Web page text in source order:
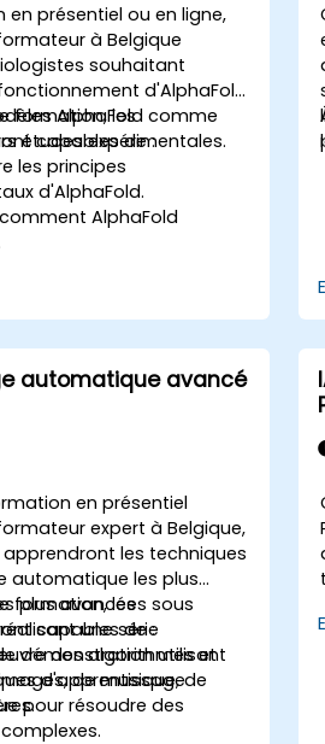
présentiel ou en ligne,
à Belgique
souhaitant
d'AlphaFold
AlphaFold comme
études expérimentales.
formation, les
capables de :
les principes
d'AlphaFold.
AlphaFold
d'AlphaFold.
automatique avancé
en présentiel
expert à Belgique,
les techniques
automatique les plus
plus avancées sous
une série
démonstration utilisant
de musique, de
formation, les
capables de :
des algorithmes et
d'apprentissage
pour résoudre des